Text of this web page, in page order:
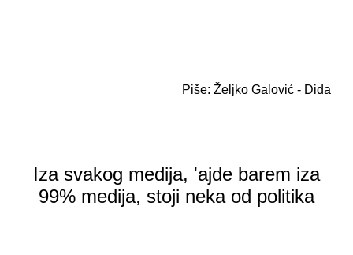
Piše: Željko Galović - Dida
Iza svakog medija, 'ajde barem iza
99% medija, stoji neka od politika